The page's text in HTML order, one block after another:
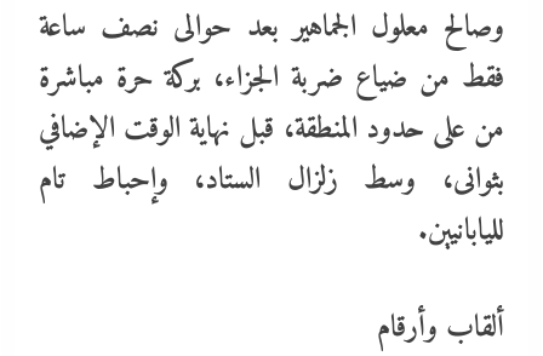
وصالح معلول الجماهير بعد حوالى نصف ساعة
فقط من ضياع ضربة الجزاء، بركة حرة مباشرة
من على حدود المنطقة، قبل نهاية الوقت الإضافي
بثوانى، وسط زلزال الستاد، وإحباط تام
لليابانيين.
ألقاب وأرقام